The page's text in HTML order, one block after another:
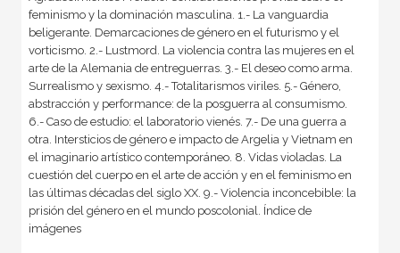
feminismo y la dominación masculina. 1.- La vanguardia
beligerante. Demarcaciones de género en el futurismo y el
vorticismo. 2.- Lustmord. La violencia contra las mujeres en el
arte de la Alemania de entreguerras. 3.- El deseo como arma.
Surrealismo y sexismo. 4.- Totalitarismos viriles. 5.- Género,
abstracción y performance: de la posguerra al consumismo.
6.- Caso de estudio: el laboratorio vienés. 7.- De una guerra a
otra. Intersticios de género e impacto de Argelia y Vietnam en
el imaginario artístico contemporáneo. 8. Vidas violadas. La
cuestión del cuerpo en el arte de acción y en el feminismo en
las últimas décadas del siglo XX. 9.- Violencia inconcebible: la
prisión del género en el mundo poscolonial. Índice de
imágenes